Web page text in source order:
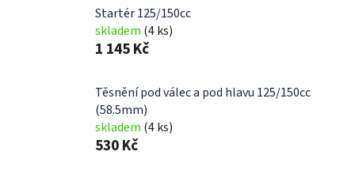
Startér 125/150cc
skladem (4 ks)
1 145 Kč
Těsnění pod válec a pod hlavu 125/150cc
(58.5mm)
skladem (4 ks)
530 Kč